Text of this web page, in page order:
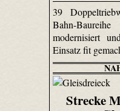
39
Bahn-
modernisiert
Einsatz fit
Strecke